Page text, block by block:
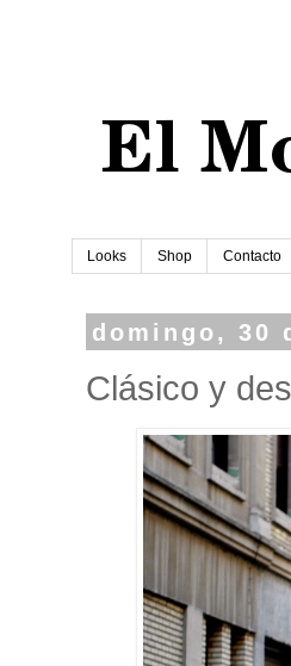
Looks Shop Contacto
domingo, 30
Clásico y